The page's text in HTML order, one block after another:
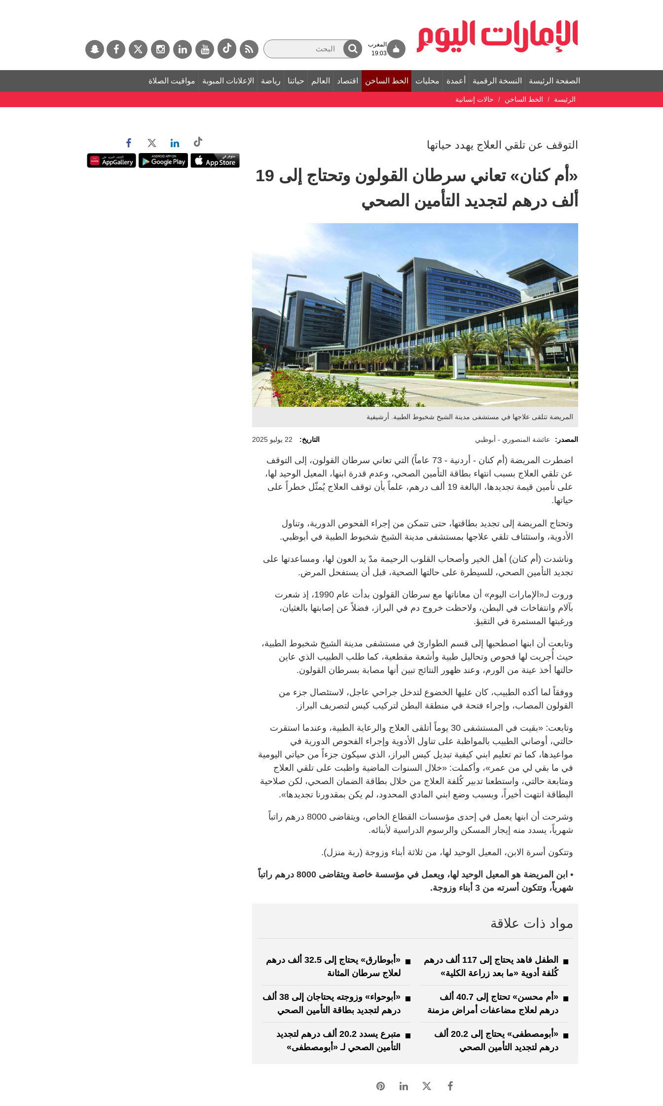
المغرب
19:03
الصفحة الرئيسة النسخة الرقمية أعمدة محليات الخط الساخن اقتصاد العالم حياتنا رياضة الإعلانات المبوبة مواقيت الصلاة
الرئيسة الخط الساخن حالات إنسانية
التوقف عن تلقي العلاج يهدد حياتها
«أم كنان» تعاني سرطان القولون وتحتاج إلى 19
ألف درهم لتجديد التأمين الصحي
المريضة تتلقى علاجها في مستشفى مدينة الشيخ شخبوط الطبية. أرشيفية
المصدر: عائشة المنصوري - أبوظبي التاريخ: 22 يوليو 2025
اضطرت المريضة (أم كنان - أردنية - 73 عاماً) التي تعاني سرطان القولون، إلى التوقف
عن تلقي العلاج بسبب انتهاء بطاقة التأمين الصحي، وعدم قدرة ابنها، المعيل الوحيد لها،
على تأمين قيمة تجديدها، البالغة 19 ألف درهم، علماً بأن توقف العلاج يُمثّل خطراً على
حياتها.
وتحتاج المريضة إلى تجديد بطاقتها، حتى تتمكن من إجراء الفحوص الدورية، وتناول
الأدوية، واستئناف تلقي علاجها بمستشفى مدينة الشيخ شخبوط الطبية في أبوظبي.
وناشدت (أم كنان) أهل الخير وأصحاب القلوب الرحيمة مدّ يد العون لها، ومساعدتها على
تجديد التأمين الصحي، للسيطرة على حالتها الصحية، قبل أن يستفحل المرض.
وروت لـ«الإمارات اليوم» أن معاناتها مع سرطان القولون بدأت عام 1990، إذ شعرت
بآلام وانتفاخات في البطن، ولاحظت خروج دم في البراز، فضلاً عن إصابتها بالغثيان،
ورغبتها المستمرة في التقيؤ.
وتابعت أن ابنها اصطحبها إلى قسم الطوارئ في مستشفى مدينة الشيخ شخبوط الطبية،
حيث أُجريت لها فحوص وتحاليل طبية وأشعة مقطعية، كما طلب الطبيب الذي عاين
حالتها أخذ عينة من الورم، وعند ظهور النتائج تبين أنها مصابة بسرطان القولون.
ووفقاً لما أكده الطبيب، كان عليها الخضوع لتدخل جراحي عاجل، لاستئصال جزء من
القولون المصاب، وإجراء فتحة في منطقة البطن لتركيب كيس لتصريف البراز.
وتابعت: «بقيت في المستشفى 30 يوماً أتلقى العلاج والرعاية الطبية، وعندما استقرت
حالتي، أوصاني الطبيب بالمواظبة على تناول الأدوية وإجراء الفحوص الدورية في
مواعيدها، كما تم تعليم ابني كيفية تبديل كيس البراز، الذي سيكون جزءاً من حياتي اليومية
في ما بقي لي من عمر»، وأكملت: «خلال السنوات الماضية واظبت على تلقي العلاج
ومتابعة حالتي، واستطعنا تدبير كُلفة العلاج من خلال بطاقة الضمان الصحي، لكن صلاحية
البطاقة انتهت أخيراً، وبسبب وضع ابني المادي المحدود، لم يكن بمقدورنا تجديدها».
وشرحت أن ابنها يعمل في إحدى مؤسسات القطاع الخاص، ويتقاضى 8000 درهم راتباً
شهرياً، يسدد منه إيجار المسكن والرسوم الدراسية لأبنائه.
وتتكون أسرة الابن، المعيل الوحيد لها، من ثلاثة أبناء وزوجة (ربة منزل).
• ابن المريضة هو المعيل الوحيد لها، ويعمل في مؤسسة خاصة ويتقاضى 8000 درهم راتباً
شهرياً، وتتكون أسرته من 3 أبناء وزوجة.
مواد ذات علاقة
الطفل فاهد يحتاج إلى 117 ألف درهم
كُلفة أدوية «ما بعد زراعة الكلية»
«أبوطارق» يحتاج إلى 32.5 ألف درهم
لعلاج سرطان المثانة
«أم محسن» تحتاج إلى 40.7 ألف
درهم لعلاج مضاعفات أمراض مزمنة
«أبوحواء» وزوجته يحتاجان إلى 38 ألف
درهم لتجديد بطاقة التأمين الصحي
«أبومصطفى» يحتاج إلى 20.2 ألف
درهم لتجديد التأمين الصحي
متبرع يسدد 20.2 ألف درهم لتجديد
التأمين الصحي لـ «أبومصطفى»